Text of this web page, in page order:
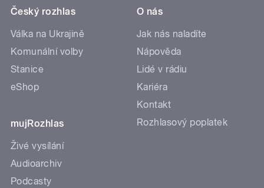
Český rozhlas
Válka na Ukrajině
Komunální volby
Stanice
eShop
mujRozhlas
Živé vysílání
Audioarchiv
Podcasty
O nás
Jak nás naladíte
Nápověda
Lidé v rádiu
Kariéra
Kontakt
Rozhlasový poplatek